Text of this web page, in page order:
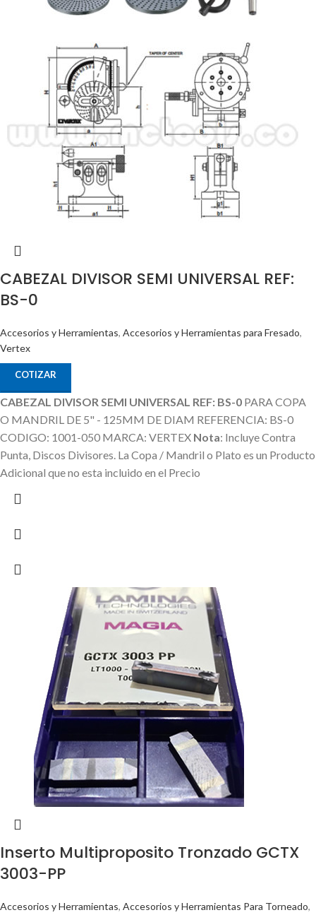
CABEZAL DIVISOR SEMI UNIVERSAL REF:
BS-0
Accesorios y Herramientas, Accesorios y Herramientas para Fresado,
Vertex
COTIZAR
CABEZAL DIVISOR SEMI UNIVERSAL REF: BS-0 PARA COPA
O MANDRIL DE 5" - 125MM DE DIAM REFERENCIA: BS-0
CODIGO: 1001-050 MARCA: VERTEX Nota: Incluye Contra
Punta, Discos Divisores. La Copa / Mandril o Plato es un Producto
Adicional que no esta incluido en el Precio
Inserto Multiproposito Tronzado GCTX
3003-PP
Accesorios y Herramientas, Accesorios y Herramientas Para Torneado,